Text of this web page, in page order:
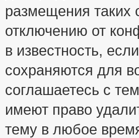
размещения таких
отключению от
в известность,
сохраняются для
соглашаетесь с
имеют право
тему в любое